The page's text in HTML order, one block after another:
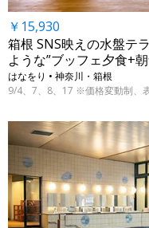
￥15,930
箱根 SNS映えの水盤テ
ような”ブッフェ夕食+
はなをり • 神奈川・箱根
9/4、7、8、17 ※価格変動制、